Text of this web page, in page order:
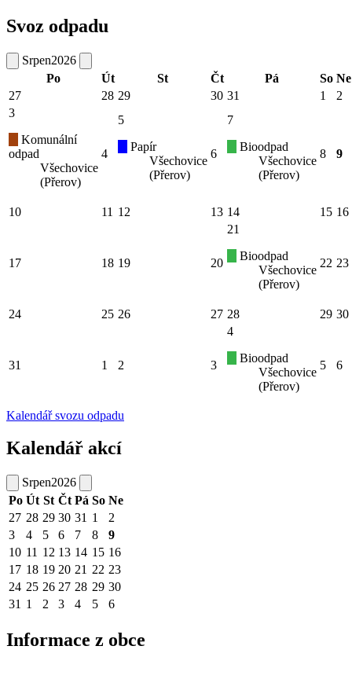
Svoz odpadu
Srpen2026
Po
Út St Čt Pá So Ne
27
28 29 30 31 1
2
3
Komunální
odpad
Všechovice
(Přerov)
4
5
Papír
Všechovice
(Přerov)
6
7
Bioodpad
Všechovice
(Přerov)
8 9
10 11 12 13 14 15 16
17 18 19 20
21
Bioodpad
Všechovice
(Přerov)
22 23
24 25 26 27 28 29 30
31 1 2 3
4
Bioodpad
Všechovice
(Přerov)
5 6
Kalendář svozu odpadu
Kalendář akcí
Srpen2026
Po Út St Čt Pá So Ne
27 28 29 30 31 1
2
3
4 5 6 7 8
9
10 11 12 13 14 15 16
17 18 19 20 21 22 23
24 25 26 27 28 29 30
31 1 2 3 4 5 6
Informace z obce